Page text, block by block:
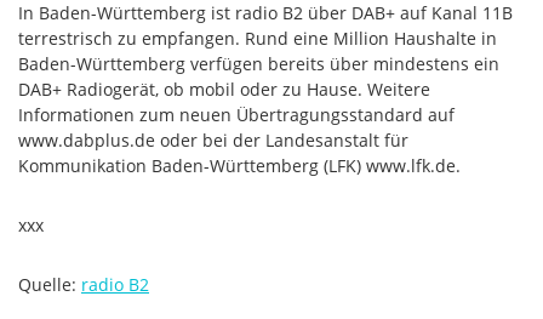
In Baden-Württemberg ist radio B2 über DAB+ auf Kanal 11B
terrestrisch zu empfangen. Rund eine Million Haushalte in
Baden-Württemberg verfügen bereits über mindestens ein
DAB+ Radiogerät, ob mobil oder zu Hause. Weitere
Informationen zum neuen Übertragungsstandard auf
www.dabplus.de oder bei der Landesanstalt für
Kommunikation Baden-Württemberg (LFK) www.lfk.de.
xxx
Quelle: radio B2